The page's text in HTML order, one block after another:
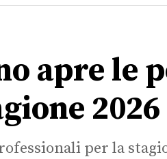
apre le
2026
per la